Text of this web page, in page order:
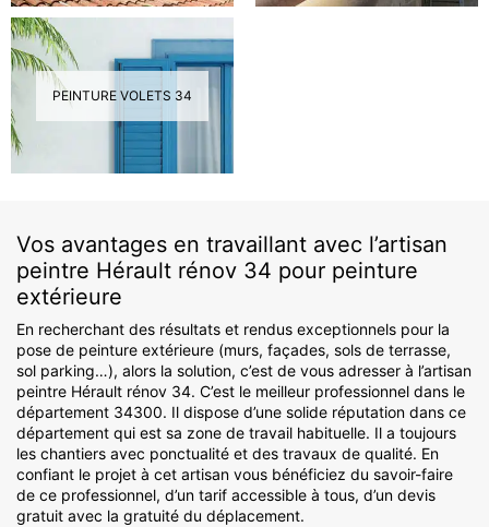
PEINTURE VOLETS 34
Vos avantages en travaillant avec l’artisan
peintre Hérault rénov 34 pour peinture
extérieure
En recherchant des résultats et rendus exceptionnels pour la
pose de peinture extérieure (murs, façades, sols de terrasse,
sol parking…), alors la solution, c’est de vous adresser à l’artisan
peintre Hérault rénov 34. C’est le meilleur professionnel dans le
département 34300. Il dispose d’une solide réputation dans ce
département qui est sa zone de travail habituelle. Il a toujours
les chantiers avec ponctualité et des travaux de qualité. En
confiant le projet à cet artisan vous bénéficiez du savoir-faire
de ce professionnel, d’un tarif accessible à tous, d’un devis
gratuit avec la gratuité du déplacement.